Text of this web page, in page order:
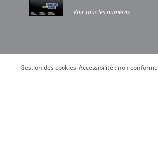
Voir tous les numéros
Accessibilité : non conforme
Gestion des cookies